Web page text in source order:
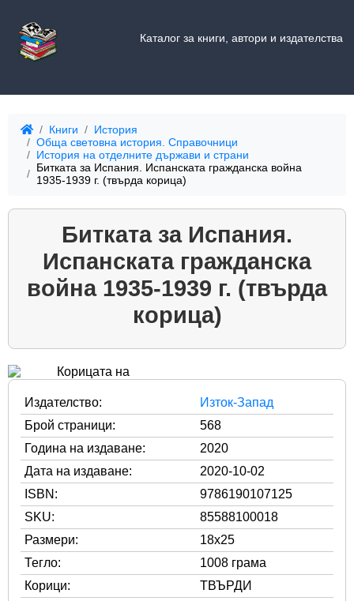
Каталог за книги, автори и издателства
Книги
История
Обща световна история. Справочници
История на отделните държави и страни
Битката за Испания. Испанската гражданска война
1935-1939 г. (твърда корица)
Битката за Испания.
Испанската гражданска
война 1935-1939 г. (твърда
корица)
Издателство:
Изток-Запад
Брой страници:
568
Година на издаване:
2020
Дата на издаване:
2020-10-02
ISBN:
9786190107125
SKU:
85588100018
Размери:
18x25
Тегло:
1008 грама
Корици:
ТВЪРДИ